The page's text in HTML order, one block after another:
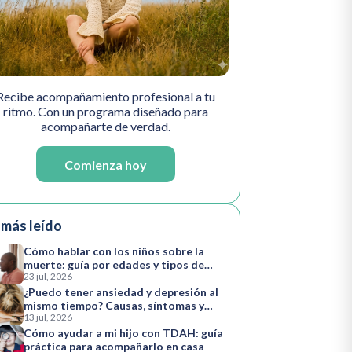
acompañamiento profesional a tu
ritmo. Con un programa diseñado para
acompañarte de verdad.
Comienza hoy
leído
Cómo hablar con los niños sobre la
muerte: guía por edades y tipos de
pérdida
23 jul, 2026
¿Puedo tener ansiedad y depresión al
mismo tiempo? Causas, síntomas y
cómo avanzar
13 jul, 2026
Cómo ayudar a mi hijo con TDAH: guía
práctica para acompañarlo en casa